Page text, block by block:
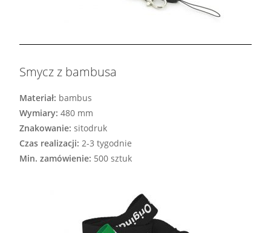
Smycz z bambusa
Materiał: bambus
Wymiary: 480 mm
Znakowanie: sitodruk
Czas realizacji: 2-3 tygodnie
Min. zamówienie: 500 sztuk